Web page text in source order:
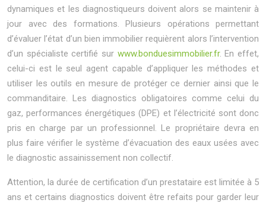
dynamiques et les diagnostiqueurs doivent alors se maintenir à
jour avec des formations. Plusieurs opérations permettant
d’évaluer l’état d’un bien immobilier requièrent alors l’intervention
d’un spécialiste certifié sur www.bonduesimmobilier.fr. En effet,
celui-ci est le seul agent capable d’appliquer les méthodes et
utiliser les outils en mesure de protéger ce dernier ainsi que le
commanditaire. Les diagnostics obligatoires comme celui du
gaz, performances énergétiques (DPE) et l’électricité sont donc
pris en charge par un professionnel. Le propriétaire devra en
plus faire vérifier le système d’évacuation des eaux usées avec
le diagnostic assainissement non collectif.
Attention, la durée de certification d’un prestataire est limitée à 5
ans et certains diagnostics doivent être refaits pour garder leur